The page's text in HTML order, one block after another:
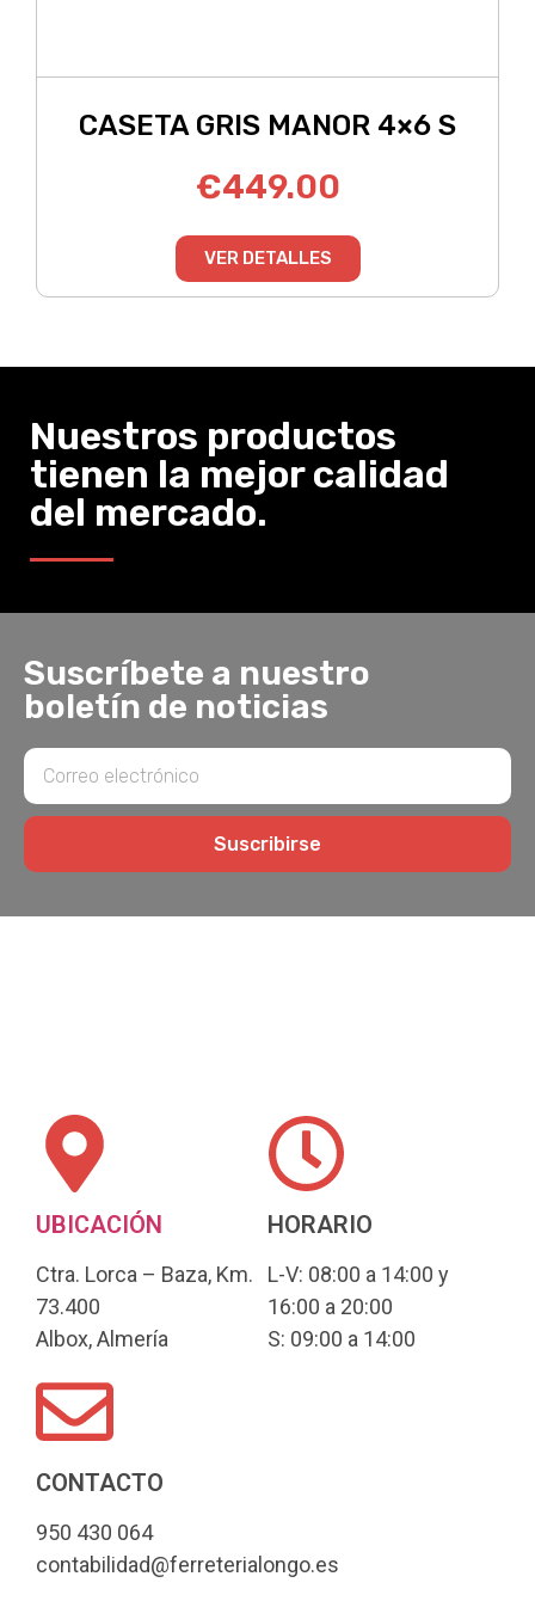
CASETA GRIS MANOR 4×6 S
€449.00
VER DETALLES
Nuestros productos
tienen la mejor calidad
del mercado.
Suscríbete a nuestro
boletín de noticias
Suscribirse
UBICACIÓN
Ctra. Lorca – Baza, Km.
73.400
Albox, Almería
HORARIO
L-V: 08:00 a 14:00 y
16:00 a 20:00
S: 09:00 a 14:00
CONTACTO
950 430 064
contabilidad@ferreterialongo.es